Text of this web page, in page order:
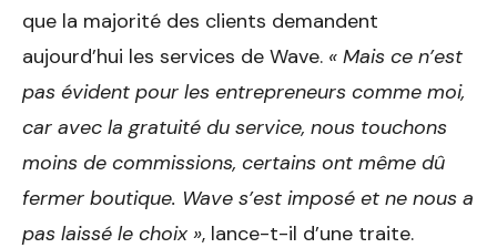
que la majorité des clients demandent
aujourd’hui les services de Wave. « Mais ce n’est
pas évident pour les entrepreneurs comme moi,
car avec la gratuité du service, nous touchons
moins de commissions, certains ont même dû
fermer boutique. Wave s’est imposé et ne nous a
pas laissé le choix », lance-t-il d’une traite.